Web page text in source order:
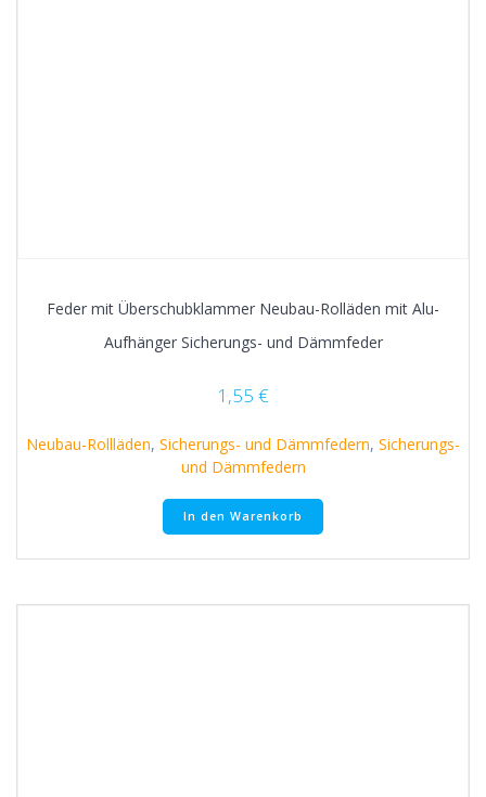
Feder mit Überschubklammer Neubau-Rolläden mit Alu-
Aufhänger Sicherungs- und Dämmfeder
1,55 €
Neubau-Rollläden, Sicherungs- und Dämmfedern, Sicherungs-
und Dämmfedern
In den Warenkorb